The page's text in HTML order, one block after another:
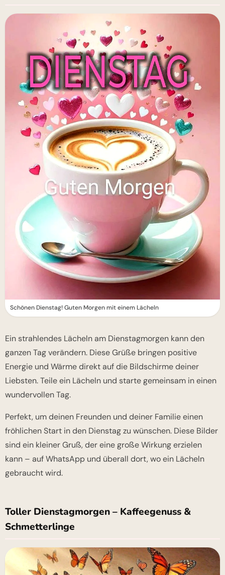
Schönen Dienstag! Guten Morgen mit einem Lächeln
Ein strahlendes Lächeln am Dienstagmorgen kann den
ganzen Tag verändern. Diese Grüße bringen positive
Energie und Wärme direkt auf die Bildschirme deiner
Liebsten. Teile ein Lächeln und starte gemeinsam in einen
wundervollen Tag.
Perfekt, um deinen Freunden und deiner Familie einen
fröhlichen Start in den Dienstag zu wünschen. Diese Bilder
sind ein kleiner Gruß, der eine große Wirkung erzielen
kann – auf WhatsApp und überall dort, wo ein Lächeln
gebraucht wird.
Toller Dienstagmorgen – Kaffeegenuss &
Schmetterlinge